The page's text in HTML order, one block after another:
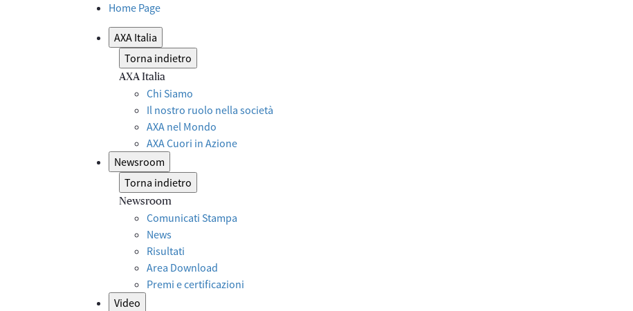
Home Page
AXA Italia
Torna indietro
AXA Italia
Chi Siamo
Il nostro ruolo nella società
AXA nel Mondo
AXA Cuori in Azione
Newsroom
Torna indietro
Newsroom
Comunicati Stampa
News
Risultati
Area Download
Premi e certificazioni
Video